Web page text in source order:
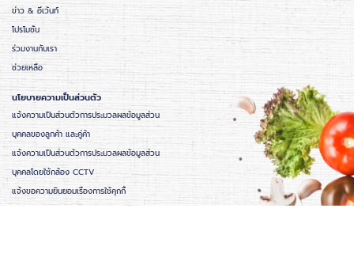
ข่าว & อีเว้นท์
โปรโมชั่น
ร่วมงานกับเรา
ช่วยเหลือ
นโยบายความเป็นส่วนตัว
แจ้งความเป็นส่วนตัวการประมวลผลข้อมูลส่วน
บุคคลของลูกค้า และคู่ค้า
แจ้งความเป็นส่วนตัวการประมวลผลข้อมูลส่วน
บุคคลโดยใช้กล้อง CCTV
แจ้งขอความยินยอมเรื่องการใช้คุกกี้